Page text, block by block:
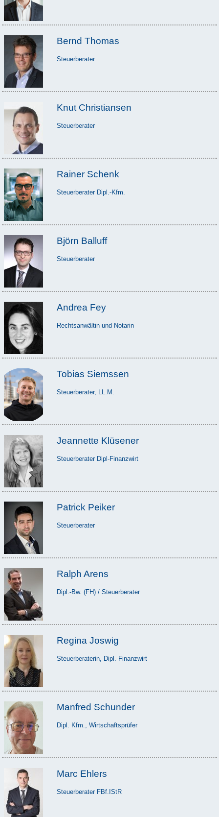
Bernd Thomas
Steuerberater
Knut Christiansen
Steuerberater
Rainer Schenk
Steuerberater Dipl.-Kfm.
Björn Balluff
Steuerberater
Andrea Fey
Rechtsanwältin und Notarin
Tobias Siemssen
Steuerberater, LL.M.
Jeannette Klüsener
Steuerberater Dipl-Finanzwirt
Patrick Peiker
Steuerberater
Ralph Arens
Dipl.-Bw. (FH) / Steuerberater
Regina Joswig
Steuerberaterin, Dipl. Finanzwirt
Manfred Schunder
Dipl. Kfm., Wirtschaftsprüfer
Marc Ehlers
Steuerberater FBf.IStR